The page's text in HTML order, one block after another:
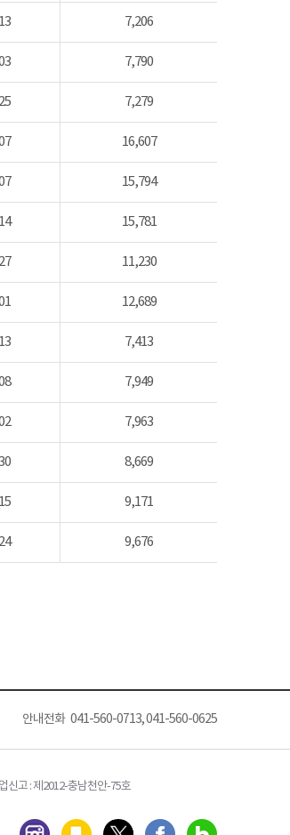
7,206
7,790
7,279
16,607
15,794
15,781
11,230
12,689
7,413
7,949
7,963
8,669
9,171
9,676
안내전화 041-560-0713, 041-560-0625
고 : 제2012-충남천안-75호